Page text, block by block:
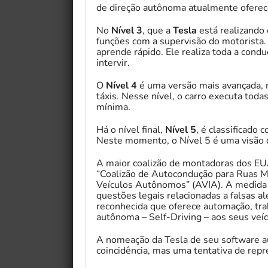
de direção autônoma atualmente
No Nível 3, que aTesla está realizando
funções com a supervisão do
aprende rápido. Ele realiza toda a
intervir.
O Nível 4é uma versão mais
táxis. Nesse nível, o carro executa
mínima.
Há o nível final, Nível 5, é classificado
Neste momento, o Nível 5 é uma
A maior coalizão de montadoras dos
“Coalizão de Autocondução para Ruas
Veículos Autônomos” (AVIA). A
questões legais relacionadas a falsas
reconhecida que oferece automação,
autônoma – Self-Driving – aos seus
A nomeação da Tesla de seu software
coincidência, mas uma tentativa de